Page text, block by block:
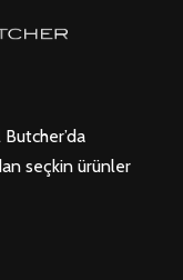
Butcher’da
seçkin ürünler